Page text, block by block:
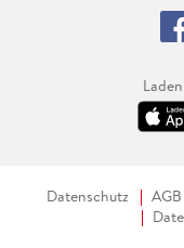
Datenschutz AGB